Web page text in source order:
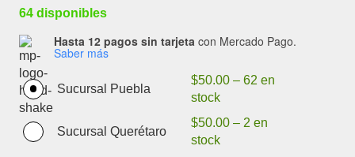
64 disponibles
Hasta 12 pagos sin tarjeta con Mercado Pago.
Saber más
Sucursal Puebla
$50.00 –62 en
stock
Sucursal Querétaro
$50.00 – 2 en
stock